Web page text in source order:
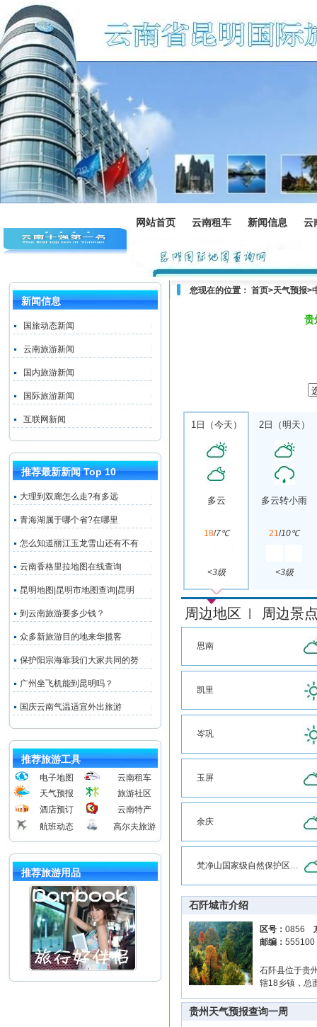
网站首页 云南租车 新闻信息 云
新闻信息
国旅动态新闻
云南旅游新闻
国内旅游新闻
国际旅游新闻
互联网新闻
推荐最新新闻 Top 10
大理到双廊怎么走?有多远
青海湖属于哪个省?在哪里
怎么知道丽江玉龙雪山还有不有
云南香格里拉地图在线查询
昆明地图|昆明市地图查询|昆明
到云南旅游要多少钱？
众多新旅游目的地来华揽客
保护阳宗海靠我们大家共同的努
广州坐飞机能到昆明吗？
国庆云南气温适宜外出旅游
推荐旅游工具
电子地图
云南租车
天气预报
旅游社区
酒店预订
云南特产
航班动态
高尔夫旅游
推荐旅游用品
您现在的位置： 首页>天气预报>
贵
1日（今天）
多云
18/7℃
<3级
2日（明天）
多云转小雨
21/10℃
<3级
周边地区 周边景
思南
凯里
岑巩
玉屏
余庆
梵净山国家级自然保护区南门
石阡城市介绍
区号： 0856
邮编：
石阡县位于贵
辖18乡镇，总
贵州天气预报查询一周